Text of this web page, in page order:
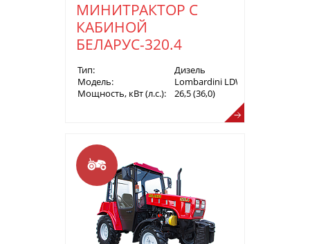
МИНИТРАКТОР С
КАБИНОЙ
БЕЛАРУС-320.4
Тип:
Дизель
Модель:
Lombardini LDW1603/B3
Мощность, кВт (л.с.):
26,5 (36,0)